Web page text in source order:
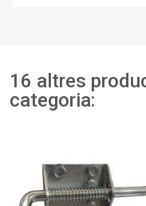
16 altres
categoria: